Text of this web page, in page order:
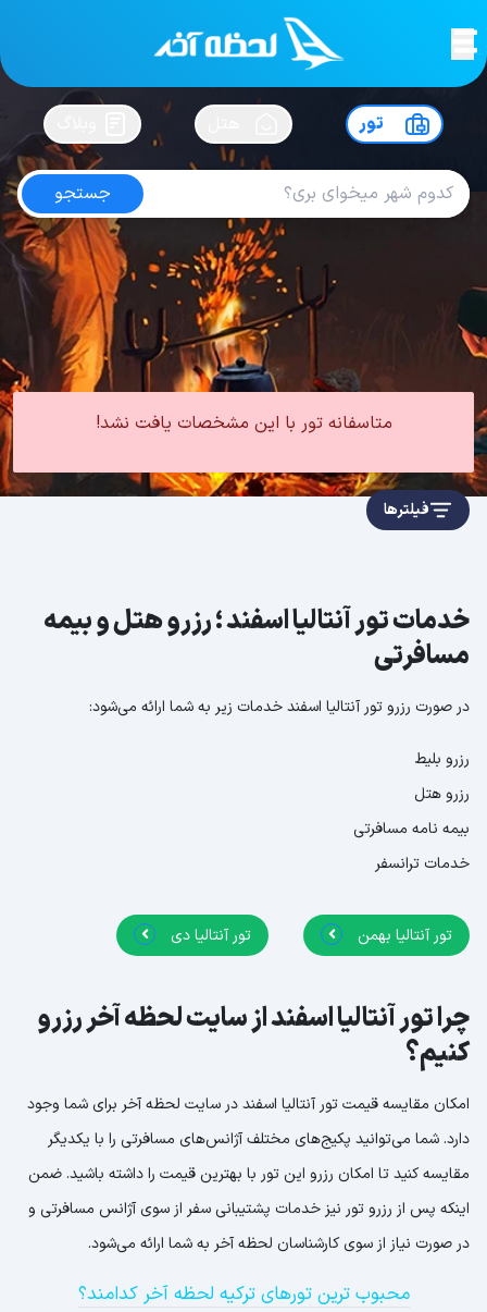
لحظه آخرسفرت رو بساز !
تور
جستجو
تور آنتالیا اسفند
امتیاز5 از5| از100 کاربر
تور ترکیه تور آنتالیا
تور آنتالیا زمستان
متاسفانه تور با این مشخصات یافت نشد!
فیلترها
خدمات تور آنتالیا اسفند ؛ رزرو هتل و بیمه
مسافرتی
در صورت رزرو تور آنتالیا اسفند خدمات زیر به شما ارائه می‌شود:
رزرو بلیط
رزرو هتل
بیمه نامه مسافرتی
خدمات ترانسفر
تور آنتالیا بهمن تور آنتالیا دی
چرا تور آنتالیا اسفند از سایت لحظه آخر رزرو
کنیم؟
امکان مقایسه قیمت تور آنتالیا اسفند در سایت لحظه آخر برای شما وجود
دارد. شما می‌توانید پکیج‌های مختلف آژانس‌های مسافرتی را با یکدیگر
مقایسه کنید تا امکان رزرو این تور با بهترین قیمت را داشته باشید. ضمن
اینکه پس از رزرو تور نیز خدمات پشتیبانی سفر از سوی آژانس مسافرتی و
در صورت نیاز از سوی کارشناسان لحظه آخر به شما ارائه می‌شود.
محبوب ترین تورهای ترکیه لحظه آخر کدامند؟